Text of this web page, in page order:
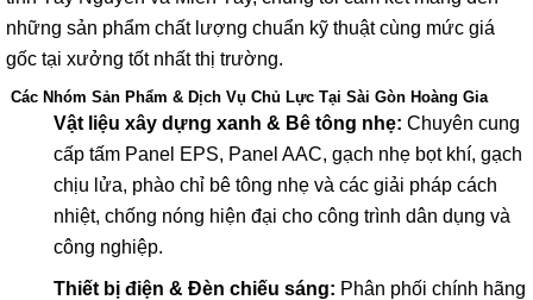
những sản phẩm chất lượng chuẩn kỹ thuật cùng mức giá
gốc tại xưởng tốt nhất thị trường.
Các Nhóm Sản Phẩm & Dịch Vụ Chủ Lực Tại Sài Gòn Hoàng Gia
Vật liệu xây dựng xanh & Bê tông nhẹ: Chuyên cung
cấp tấm Panel EPS, Panel AAC, gạch nhẹ bọt khí, gạch
chịu lửa, phào chỉ bê tông nhẹ và các giải pháp cách
nhiệt, chống nóng hiện đại cho công trình dân dụng và
công nghiệp.
Thiết bị điện & Đèn chiếu sáng: Phân phối chính hãng